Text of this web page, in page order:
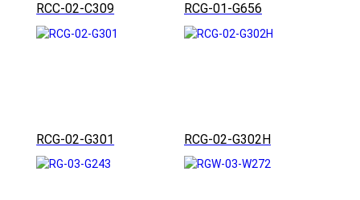
RCC-02-C309 RCG-01-G656
RCG-02-G301 RCG-02-G302H